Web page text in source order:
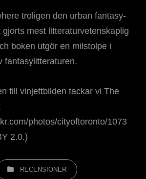
troligen den urban fantasy-
gjorts mest litteraturvetenskaplig
boken utgör en milstolpe i
fantasylitteraturen.
till vinjettbilden tackar vi The
photos/cityoftoronto/1073
2.0.)
RECENSIONER